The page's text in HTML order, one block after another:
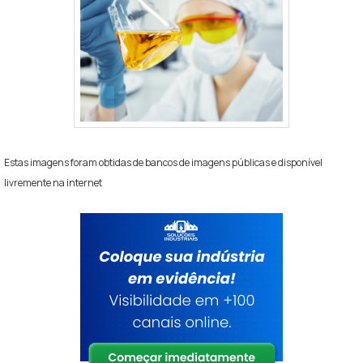
manutenção extra. Se tiver histórico de
superaquecimento ou mistura de fluidos, solicite
informação detalhada e auxílio do nosso time:
conseguimos orientar sobre flushing, propor
soluções e fornecer referências de aplicação.
Ao decidir a compra, verifique prazo de troca
de gel e condutividade). Se precisa de instruções de
instalação, estamos prontos para fornecer passo a
passo e checagens pós-troca. Para dúvidas
específicas, traga dados do veículo; nossa ajuda
inclui análise de compatibilidade e recomendações
práticas para uso seguro conosco.
Verifique especificação do manual antes de
Estas imagens foram obtidas de bancos de imagens públicas e disponível
livremente na internet